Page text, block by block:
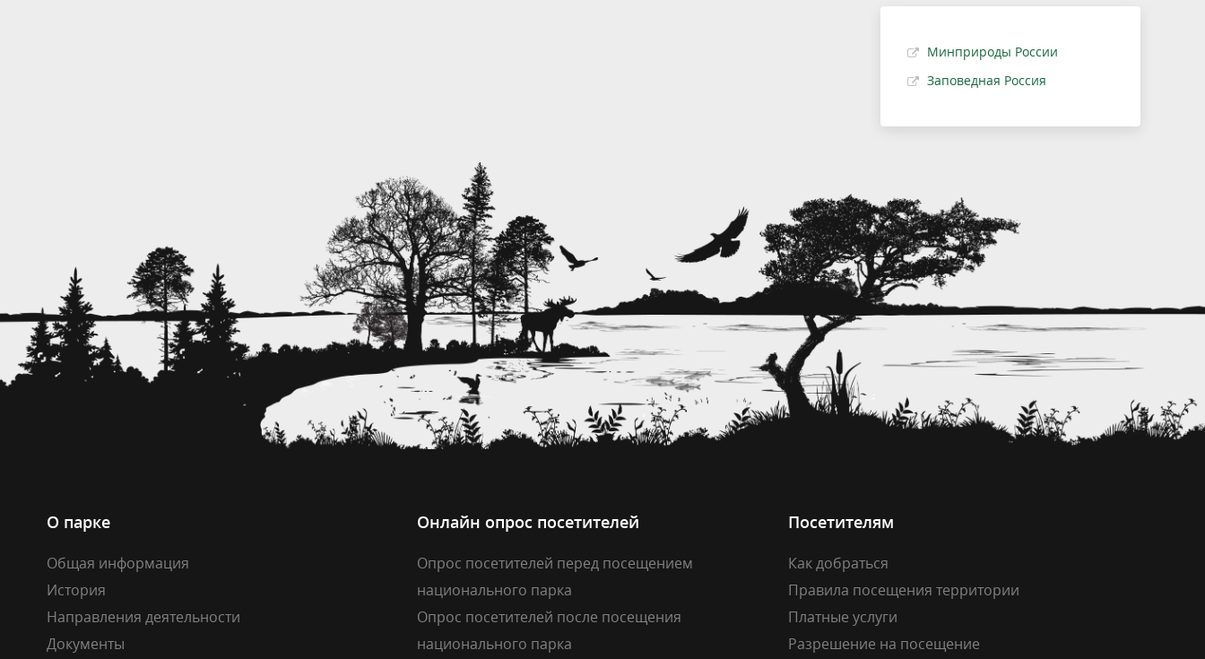
Минприроды России
Заповедная Россия
О парке
Общая информация
История
Направления деятельности
Документы
Онлайн опрос посетителей
Опрос посетителей перед посещением
национального парка
Опрос посетителей после посещения
национального парка
Посетителям
Как добраться
Правила посещения территории
Платные услуги
Разрешение на посещение